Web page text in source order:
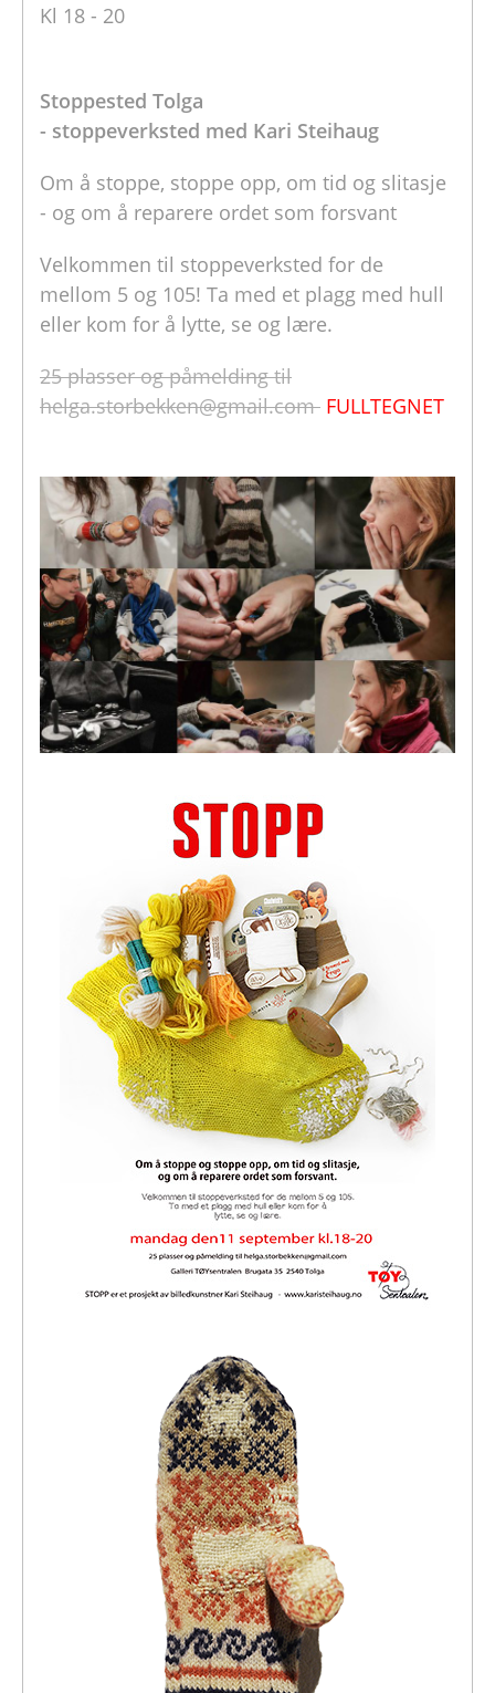
Kl 18 - 20
Stoppested Tolga
- stoppeverksted med Kari Steihaug
Om å stoppe, stoppe opp, om tid og slitasje
- og om å reparere ordet som forsvant
Velkommen til stoppeverksted for de
mellom 5 og 105! Ta med et plagg med hull
eller kom for å lytte, se og lære.
25 plasser og påmelding til
helga.storbekken@gmail.com FULLTEGNET